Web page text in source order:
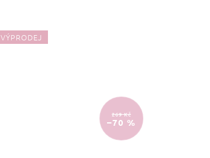
VÝPRODEJ
269 Kč
–70 %